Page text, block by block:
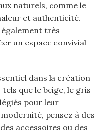
naturels, comme le
et authenticité.
très
un espace convivial
dans la création
que le beige, le gris
pour leur
pensez à des
accessoires ou des